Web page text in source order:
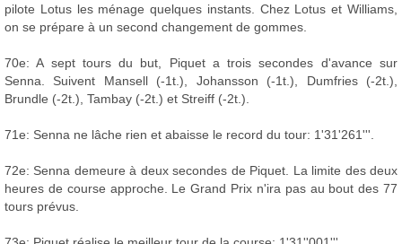
pilote Lotus les ménage quelques instants. Chez Lotus et Williams,
on se prépare à un second changement de gommes.
70e: A sept tours du but, Piquet a trois secondes d'avance sur
Senna. Suivent Mansell (-1t.), Johansson (-1t.), Dumfries (-2t.),
Brundle (-2t.), Tambay (-2t.) et Streiff (-2t.).
71e: Senna ne lâche rien et abaisse le record du tour: 1'31'261'''.
72e: Senna demeure à deux secondes de Piquet. La limite des deux
heures de course approche. Le Grand Prix n'ira pas au bout des 77
tours prévus.